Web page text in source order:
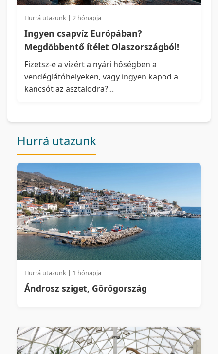
Hurrá utazunk | 2 hónapja
Ingyen csapvíz Európában?
Megdöbbentő ítélet Olaszországból!
Fizetsz-e a vízért a nyári hőségben a
vendéglátóhelyeken, vagy ingyen kapod a
kancsót az asztalodra?...
Hurrá utazunk
Hurrá utazunk | 1 hónapja
Ándrosz sziget, Görögország